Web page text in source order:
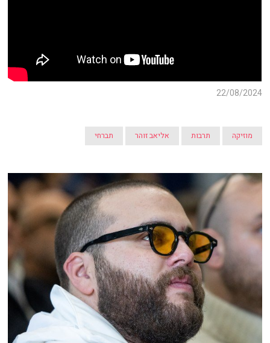
22/08/2024
מוזיקה תרבות אליאב זוהר תברחי